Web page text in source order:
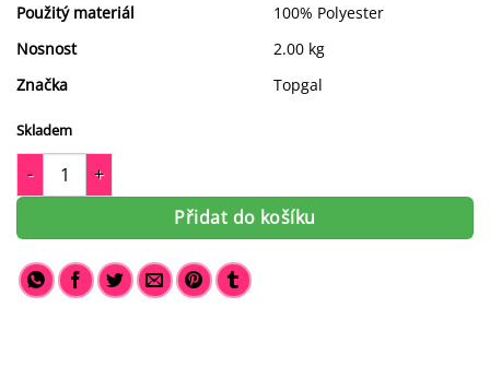
Použitý materiál
100% Polyester
Nosnost
2.00 kg
Značka
Topgal
Skladem
Školní penál Topgal PENN 20003 množství
Přidat do košíku